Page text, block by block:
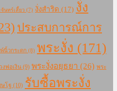
จันทร์เสี้ยว (7) งั่งสำริด (17) งั่ง
ประสบการณ์การ
นิ้วกระดก (8) พระงั่ง (171)
งพ่อเงิน (9) พระงั่งอยุธยา (26) พระ
ษโฐ (10) รับซื้อพระงั่ง